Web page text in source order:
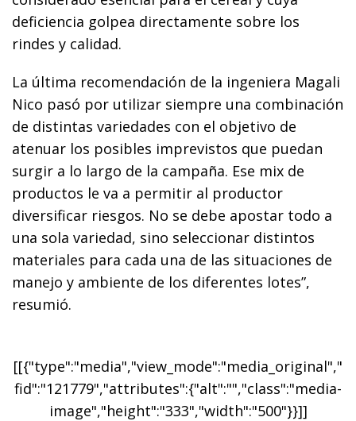
deficiencia golpea directamente sobre los
rindes y calidad.
La última recomendación de la ingeniera Magali
Nico pasó por utilizar siempre una combinación
de distintas variedades con el objetivo de
atenuar los posibles imprevistos que puedan
surgir a lo largo de la campaña. Ese mix de
productos le va a permitir al productor
diversificar riesgos. No se debe apostar todo a
una sola variedad, sino seleccionar distintos
materiales para cada una de las situaciones de
manejo y ambiente de los diferentes lotes”,
resumió.
[[{"type":"media","view_mode":"media_original","
fid":"121779","attributes":{"alt":"","class":"media-
image","height":"333","width":"500"}}]]